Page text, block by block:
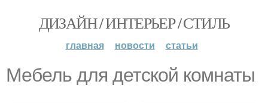
ДИЗАЙН / ИНТЕРЬЕР / СТИЛЬ
главная новости статьи
Мебель для детской комнаты